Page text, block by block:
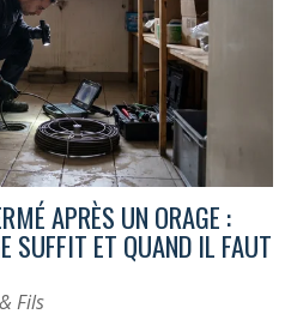
APRÈS UN ORAGE :
SUFFIT ET QUAND IL FAUT
Fils